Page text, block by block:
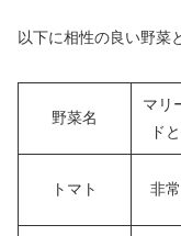
以下に相性の良い野菜
野菜名
マリ
ド
トマト 非